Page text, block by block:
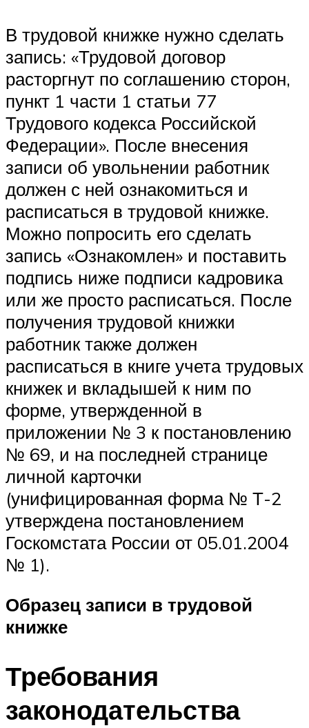
В трудовой книжке нужно сделать
запись: «Трудовой договор
расторгнут по соглашению сторон,
пункт 1 части 1 статьи 77
Трудового кодекса Российской
Федерации». После внесения
записи об увольнении работник
должен с ней ознакомиться и
расписаться в трудовой книжке.
Можно попросить его сделать
запись «Ознакомлен» и поставить
подпись ниже подписи кадровика
или же просто расписаться. После
получения трудовой книжки
работник также должен
расписаться в книге учета трудовых
книжек и вкладышей к ним по
форме, утвержденной в
приложении № 3 к постановлению
№ 69, и на последней странице
личной карточки
(унифицированная форма № Т-2
утверждена постановлением
Госкомстата России от 05.01.2004
№ 1).
Образец записи в трудовой
книжке
Требования
законодательства